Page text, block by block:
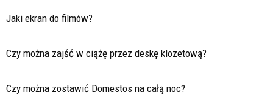
Jaki ekran do filmów?
Czy można zajść w ciążę przez deskę klozetową?
Czy można zostawić Domestos na całą noc?